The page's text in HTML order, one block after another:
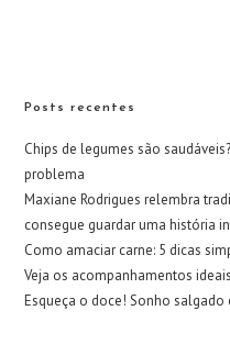
Posts recentes
Chips de legumes são
problema
Maxiane Rodrigues relembra
consegue guardar uma história
Como amaciar carne: 5 dicas
Veja os acompanhamentos
Esqueça o doce! Sonho